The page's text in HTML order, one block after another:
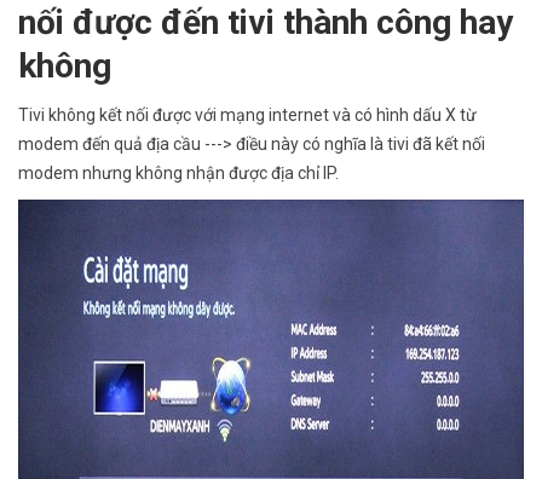
nối được đến tivi thành công hay
không
Tivi không kết nối được với mạng internet và có hình dấu X từ
modem đến quả địa cầu ---> điều này có nghĩa là tivi đã kết nối
modem nhưng không nhận được địa chỉ IP.